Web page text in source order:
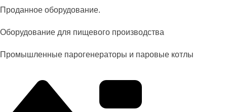
Проданное оборудование.
Оборудование для пищевого производства
Промышленные парогенераторы и паровые котлы